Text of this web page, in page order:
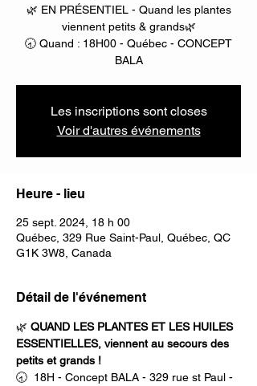
🌿 EN PRÉSENTIEL - Quand les plantes
viennent petits & grands🌿
🕣 Quand : 18H00 - Québec - CONCEPT
BALA
Les inscriptions sont closes
Voir d'autres événements
Heure - lieu
25 sept. 2024, 18 h 00
Québec, 329 Rue Saint-Paul, Québec, QC
G1K 3W8, Canada
Détail de l'événement
🌿 QUAND LES PLANTES ET LES HUILES
ESSENTIELLES, viennent au secours des
petits et grands !
🕣 18H - Concept BALA - 329 rue st Paul -